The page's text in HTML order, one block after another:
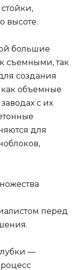
высоте.
большие
съемными, так
создания
как объемные
с их
для
перед
—